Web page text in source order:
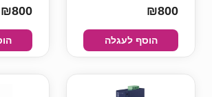
₪800
הוסף לעגלה
₪800